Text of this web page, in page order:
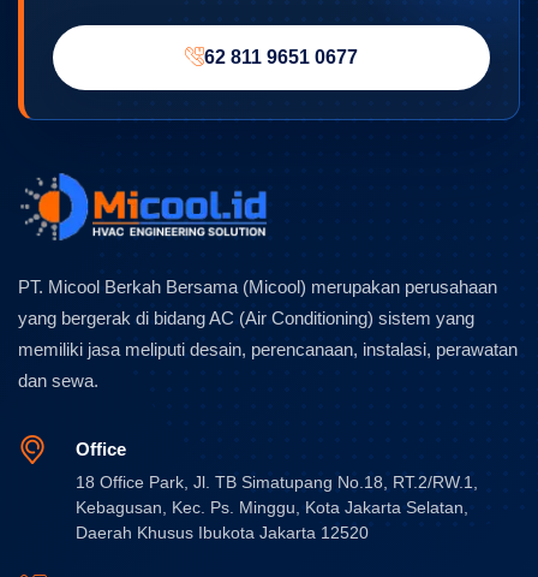
62 811 9651 0677
PT. Micool Berkah Bersama (Micool) merupakan perusahaan
yang bergerak di bidang AC (Air Conditioning) sistem yang
memiliki jasa meliputi desain, perencanaan, instalasi, perawatan
dan sewa.
Office
18 Office Park, Jl. TB Simatupang No.18, RT.2/RW.1,
Kebagusan, Kec. Ps. Minggu, Kota Jakarta Selatan,
Daerah Khusus Ibukota Jakarta 12520